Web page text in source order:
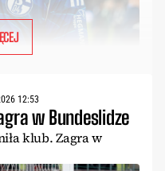
12:53
w Bundeslidze
klub. Zagra w